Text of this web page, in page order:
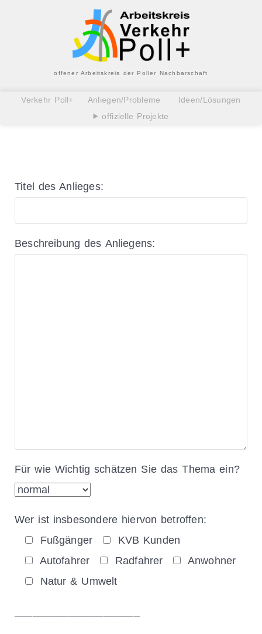
offener Arbeitskreis der Poller Nachbarschaft
Verkehr Poll+ Anliegen/Probleme
Ideen/Lösungen
offizielle Projekte
Titel des Anlieges:
Beschreibung des Anliegens:
Für wie Wichtig schätzen Sie das Thema ein?
Wer ist insbesondere hiervon betroffen:
Fußgänger
KVB Kunden
Autofahrer
Radfahrer
Anwohner
Natur & Umwelt